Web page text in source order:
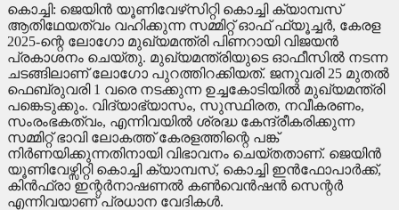
കൊച്ചി: ജെയിന്‍ യൂണിവേഴ്‌സിറ്റി കൊച്ചി ക്യാമ്പസ്
ആതിഥേയത്വം വഹിക്കുന്ന സമ്മിറ്റ് ഓഫ് ഫ്യൂച്ചര്‍, കേരള
2025-ന്റെ ലോഗോ മുഖ്യമന്ത്രി പിണറായി വിജയന്‍
പ്രകാശനം ചെയ്തു. മുഖ്യമന്ത്രിയുടെ ഓഫീസില്‍ നടന്ന
ചടങ്ങിലാണ് ലോഗോ പുറത്തിറക്കിയത്. ജനുവരി 25 മുതല്‍
ഫെബ്രുവരി 1 വരെ നടക്കുന്ന ഉച്ചകോടിയില്‍ മുഖ്യമന്ത്രി
പങ്കെടുക്കും. വിദ്യാഭ്യാസം, സുസ്ഥിരത, നവീകരണം,
സംരംഭകത്വം, എന്നിവയില്‍ ശ്രദ്ധ കേന്ദ്രീകരിക്കുന്ന
സമ്മിറ്റ് ഭാവി ലോകത്ത് കേരളത്തിന്റെ പങ്ക്
നിര്‍ണയിക്കുന്നതിനായി വിഭാവനം ചെയ്തതാണ്. ജെയിന്‍
യൂണിവേഴ്സിറ്റി കൊച്ചി ക്യാമ്പസ്, കൊച്ചി ഇന്‍ഫോപാര്‍ക്ക്,
കിന്‍ഫ്രാ ഇന്റര്‍നാഷണല്‍ കണ്‍വെന്‍ഷന്‍ സെന്റര്‍
എന്നിവയാണ് പ്രധാന വേദികള്‍.